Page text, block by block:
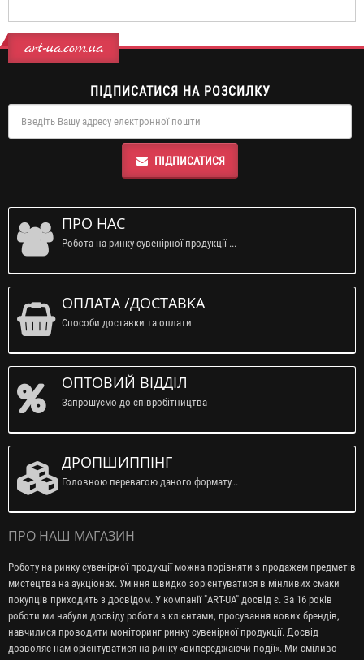
art-ua.com.ua
ПІДПИСАТИСЯ НА РОЗСИЛКУ
ПІДПИСАТИСЯ
ПРО НАС
Робота на ринку сувенірної продукції ...
ОПЛАТА /ДОСТАВКА
Способи доставки та оплати
ОПТОВИЙ ВІДДІЛ
Запрошуємо до співробітництва
ДРОПШИППІНГ
Головною перевагою даного формату...
ПРО НАШ МАГАЗИН
Роботу на ринку сувенірної продукції можна порівняти з продажем предметів
мистецтва на аукціонах. Уміння швидко зорієнтуватися в мінливих смаки
покупців приходить з досвідом. У компанії "ART-UA" досвід є. За 16 років
роботи ми набули досвіду роботи з клієнтами, просування нових брендів,
навчилися проводити моніторинг ринку сувенірної продукції. Досвід
дозволяє нам орієнтуватися на ринку «випереджаючи події». Ми сміливо